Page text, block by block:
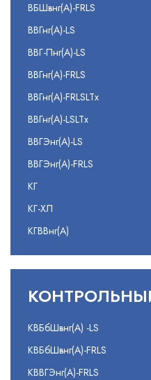
ВБШвнг(А)-FRLS
ВВГнг(А)-LS
ВВГ-Пнг(А)-LS
ВВГнг(А)-FRLS
ВВГнг(А)-FRLSLTx
ВВГнг(А)-LSLTx
ВВГЭнг(А)-LS
ВВГЭнг(А)-FRLS
КГ
КГ-ХЛ
КГВВнг(А)
КВБбШвнг(А) -LS
КВБбШвнг(А)-FRLS
КВВГЭнг(А)-FRLS